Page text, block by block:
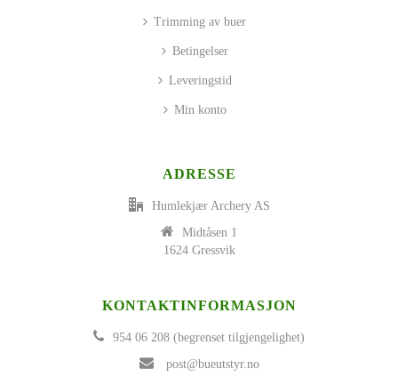
Trimming av buer
Betingelser
Leveringstid
Min konto
ADRESSE
Humlekjær Archery AS
Midtåsen 1
1624 Gressvik
KONTAKTINFORMASJON
954 06 208 (begrenset tilgjengelighet)
post@bueutstyr.no